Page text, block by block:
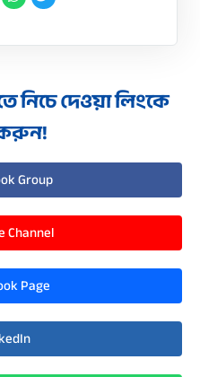
নিচে দেওয়া লিংকে
Group
Channel
Page